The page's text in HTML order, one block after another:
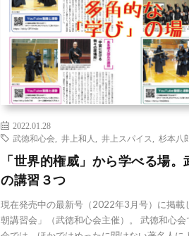
2022.01.28
武徳和心会
井上和人 井上スパイス 杉本八
「世界的権威」から学べる場
の講習３つ
現在発売中の最新号（2022年3月号）に掲載
朝講習会」（武徳和心会主催）。 武徳和心会